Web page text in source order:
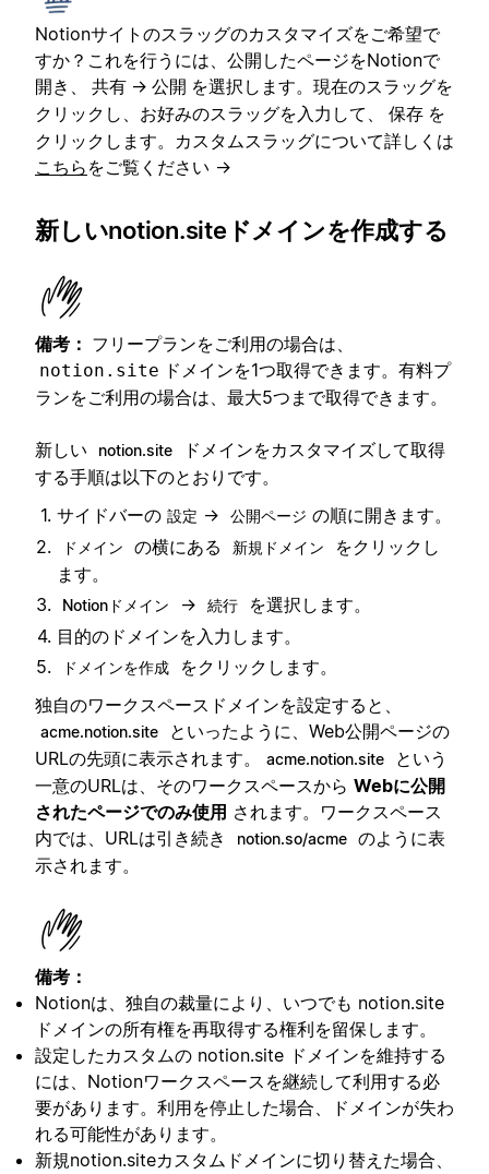
Notionサイトのスラッグのカスタマイズをご希望で
すか？これを行うには、公開したページをNotionで
開き、
共有 → 公開 を選択します。現在のスラッグを
クリックし、お好みのスラッグを入力して、
保存 を
クリックします。カスタムスラッグについて詳しくは
こちら をご覧ください →
新しいnotion.siteドメインを作成する
備考： フリープランをご利用の場合は、
notion.site ドメインを1つ取得できます。有料プ
ランをご利用の場合は、最大5つまで取得できます。
新しい notion.site
ドメインをカスタマイズして取得
する手順は以下のとおりです。
サイドバーの 設定 → 公開ページ の順に開きます。
ドメイン の横にある 新規ドメイン
をクリックし
ます。
Notionドメイン → 続行
を選択します。
目的のドメインを入力します。
ドメインを作成
をクリックします。
独自のワークスペースドメインを設定すると、
acme.notion.site
といったように、Web公開ページの
URLの先頭に表示されます。
acme.notion.site
という
一意のURLは、そのワークスペースから Webに公開
されたページでのみ使用 されます。ワークスペース
内では、URLは引き続き
notion.so/acme のように表
示されます。
備考：
Notionは、独自の裁量により、いつでも notion.site
ドメインの所有権を再取得する権利を留保します。
設定したカスタムの notion.site ドメインを維持する
には、Notionワークスペースを継続して利用する必
要があります。利用を停止した場合、ドメインが失わ
れる可能性があります。
新規notion.siteカスタムドメインに切り替えた場合、